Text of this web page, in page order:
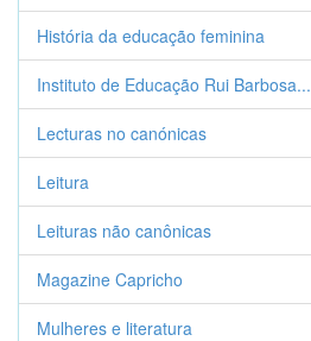
História da educação feminina
Instituto de Educação Rui Barbosa...
Lecturas no canónicas
Leitura
Leituras não canônicas
Magazine Capricho
Mulheres e literatura